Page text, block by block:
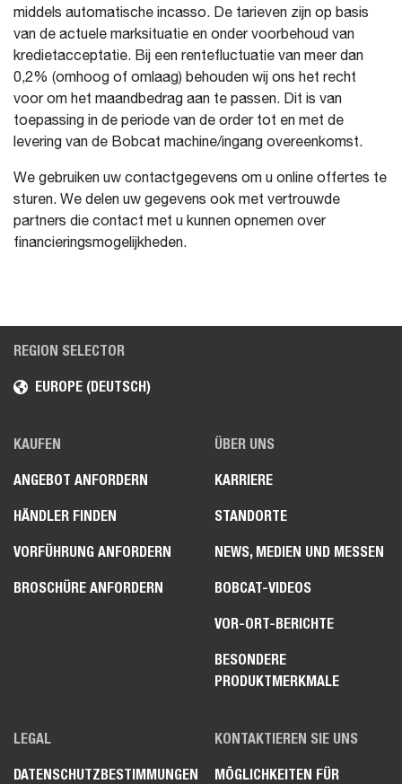
middels automatische incasso. De tarieven zijn op basis
van de actuele marksituatie en onder voorbehoud van
kredietacceptatie. Bij een rentefluctuatie van meer dan
0,2% (omhoog of omlaag) behouden wij ons het recht
voor om het maandbedrag aan te passen. Dit is van
toepassing in de periode van de order tot en met de
levering van de Bobcat machine/ingang overeenkomst.
We gebruiken uw contactgegevens om u online offertes te
sturen. We delen uw gegevens ook met vertrouwde
partners die contact met u kunnen opnemen over
financieringsmogelijkheden.
REGION SELECTOR
EUROPE (DEUTSCH)
KAUFEN
ANGEBOT ANFORDERN
HÄNDLER FINDEN
VORFÜHRUNG ANFORDERN
BROSCHÜRE ANFORDERN
ÜBER UNS
KARRIERE
STANDORTE
NEWS, MEDIEN UND MESSEN
BOBCAT-VIDEOS
VOR-ORT-BERICHTE
BESONDERE
PRODUKTMERKMALE
LEGAL
DATENSCHUTZBESTIMMUNGEN
KONTAKTIEREN SIE UNS
MÖGLICHKEITEN FÜR